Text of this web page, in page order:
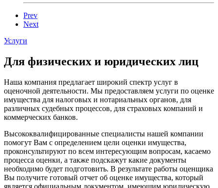
Prev
Next
Услуги
Для физических и юридических лиц
Наша компания предлагает широкий спектр услуг в
оценочной деятельности. Мы предоставляем услуги по оценке
имущества для налоговых и нотариальных органов, для
различных судебных процессов, для страховых компаний и
коммерческих банков.
Высококвалифицированные специалисты нашей компании
помогут Вам с определением цели оценки имущества,
проконсультируют по всем интересующим вопросам, касаемо
процесса оценки, а также подскажут какие документы
необходимо будет подготовить. В результате работы оценщика
Вы получите готовый отчет об оценке имущества, который
является официальным документом, имеющим юридическую